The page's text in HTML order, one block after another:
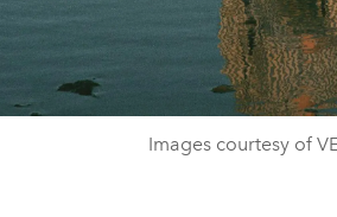
Images courtesy of